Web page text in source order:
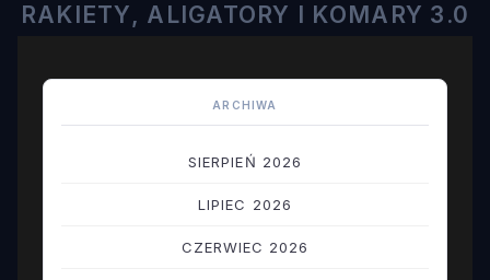
RAKIETY, ALIGATORY I KOMARY 3.0
ARCHIWA
SIERPIEŃ 2026
LIPIEC 2026
CZERWIEC 2026